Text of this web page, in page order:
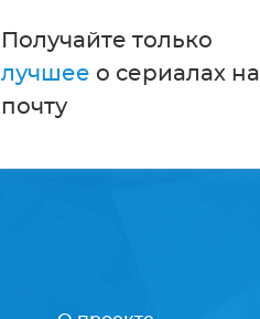
Получайте только
лучшее о сериалах на
почту